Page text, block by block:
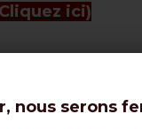
ici)
pour les
nous serons